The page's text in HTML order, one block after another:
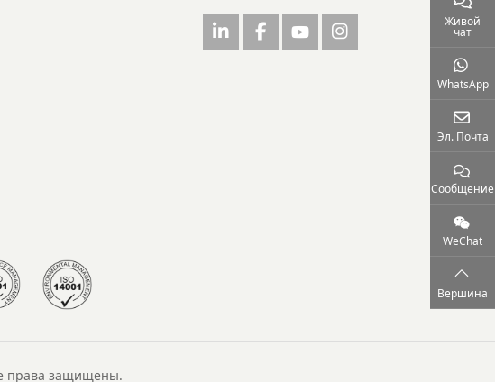
права защищены.
Живой
чат
WhatsApp
Эл. Почта
Сообщение
WeChat
Вершина